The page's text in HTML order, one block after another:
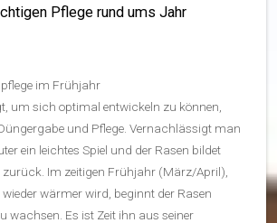
Pflege rund ums Jahr
im Frühjahr
um sich optimal entwickeln zu können,
und Pflege. Vernachlässigt man
ein leichtes Spiel und der Rasen bildet
Im zeitigen Frühjahr (März/April),
wärmer wird, beginnt der Rasen
wachsen. Es ist Zeit ihn aus seiner